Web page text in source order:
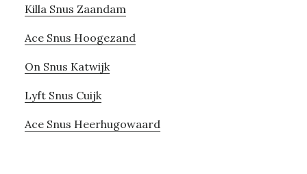
Killa Snus Zaandam
Ace Snus Hoogezand
On Snus Katwijk
Lyft Snus Cuijk
Ace Snus Heerhugowaard